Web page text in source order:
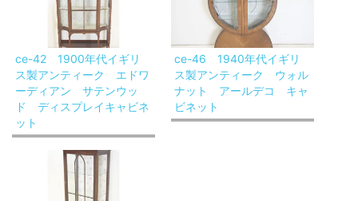
ce-42 1900年代イギリ
ス製アンティーク エドワ
ーディアン サテンウッ
ド ディスプレイキャビネ
ット
ce-46 1940年代イギリ
ス製アンティーク ウォル
ナット アールデコ キャ
ビネット